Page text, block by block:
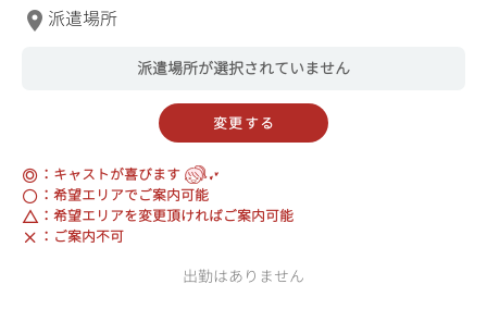
派遣場所
派遣場所が選択されていません
変更する
：キャストが喜びます
：希望エリアでご案内可能
：希望エリアを変更頂ければご案内可能
：ご案内不可
出勤はありません